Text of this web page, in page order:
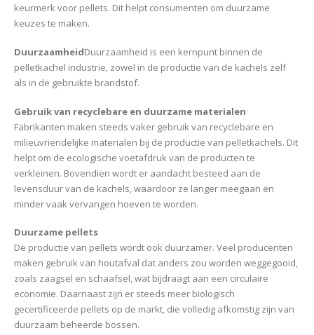
keurmerk voor pellets. Dit helpt consumenten om duurzame
keuzes te maken.
DuurzaamheidDuurzaamheid is een kernpunt binnen de
pelletkachel industrie, zowel in de productie van de kachels zelf
als in de gebruikte brandstof.
Gebruik van recyclebare en duurzame materialen
Fabrikanten maken steeds vaker gebruik van recyclebare en
milieuvriendelijke materialen bij de productie van pelletkachels. Dit
helpt om de ecologische voetafdruk van de producten te
verkleinen. Bovendien wordt er aandacht besteed aan de
levensduur van de kachels, waardoor ze langer meegaan en
minder vaak vervangen hoeven te worden.
Duurzame pellets
De productie van pellets wordt ook duurzamer. Veel producenten
maken gebruik van houtafval dat anders zou worden weggegooid,
zoals zaagsel en schaafsel, wat bijdraagt aan een circulaire
economie. Daarnaast zijn er steeds meer biologisch
gecertificeerde pellets op de markt, die volledig afkomstig zijn van
duurzaam beheerde bossen.